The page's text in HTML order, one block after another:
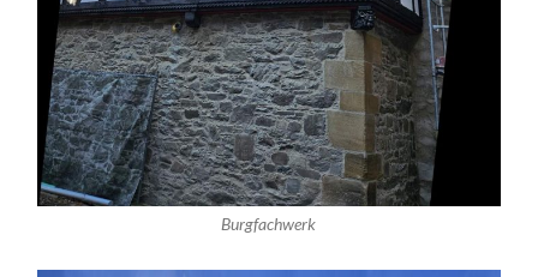
Burgfachwerk